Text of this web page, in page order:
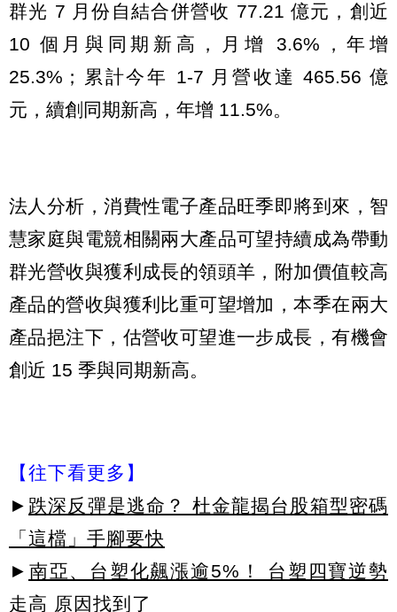
群光 7 月份自結合併營收 77.21 億元，創近
10 個月與同期新高，月增 3.6%，年增
25.3%；累計今年 1-7 月營收達 465.56 億
元，續創同期新高，年增 11.5%。
法人分析，消費性電子產品旺季即將到來，智
慧家庭與電競相關兩大產品可望持續成為帶動
群光營收與獲利成長的領頭羊，附加價值較高
產品的營收與獲利比重可望增加，本季在兩大
產品挹注下，估營收可望進一步成長，有機會
創近 15 季與同期新高。
【往下看更多】
► 跌深反彈是逃命？ 杜金龍揭台股箱型密碼
「這檔」手腳要快
► 南亞、台塑化飆漲逾5%！ 台塑四寶逆勢
走高 原因找到了